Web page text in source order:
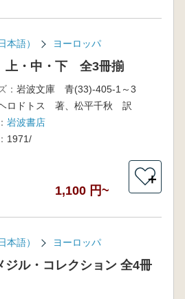
本語） ヨーロッパ
・中・下 全3冊揃
： 岩波文庫 青(33)-405-1～3
ロドトス 著、松平千秋 訳
岩波書店
1971/
1,100 円~
＋
本語） ヨーロッパ
ジル・コレクション 全4冊